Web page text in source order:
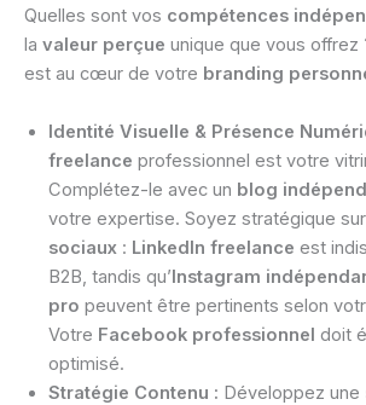
Quelles sont vos compétences
la valeur perçue unique que vous offrez
est au cœur de votre branding
Identité Visuelle & Présence
freelance professionnel est votre
Complétez-le avec un blog
votre expertise. Soyez stratégique
sociaux : LinkedIn freelance est
B2B, tandis qu’Instagram
pro peuvent être pertinents selon
Votre Facebook professionnel doit
optimisé.
Stratégie Contenu : Développez une